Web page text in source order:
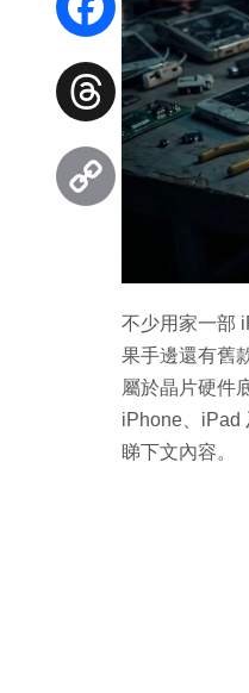
不少用家一部
果手邊還有舊
屬於晶片硬件
iPhone、iPad
睇下文內容。
Facebook
Threads
Link